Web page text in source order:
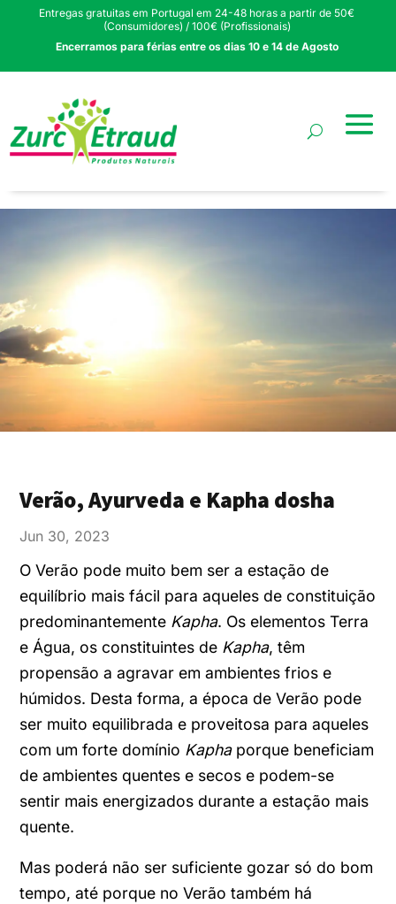
Entregas gratuitas em Portugal em 24-48 horas a partir de 50€
(Consumidores) / 100€ (Profissionais)
Encerramos para férias entre os dias 10 e 14 de Agosto
Verão, Ayurveda e Kapha dosha
Jun 30, 2023
O Verão pode muito bem ser a estação de
equilíbrio mais fácil para aqueles de constituição
predominantemente Kapha. Os elementos Terra
e Água, os constituintes de Kapha, têm
propensão a agravar em ambientes frios e
húmidos. Desta forma, a época de Verão pode
ser muito equilibrada e proveitosa para aqueles
com um forte domínio Kaphaporque beneficiam
de ambientes quentes e secos e podem-se
sentir mais energizados durante a estação mais
quente.
Mas poderá não ser suficiente gozar só do bom
tempo, até porque no Verão também há